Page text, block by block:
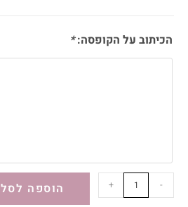
הכיתוב על הקופסה:*
-
+ הוספה לסל